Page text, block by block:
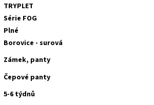
TRYPLET
Série FOG
Plné
Borovice - surová
Zámek, panty
Čepové panty
5-6 týdnů